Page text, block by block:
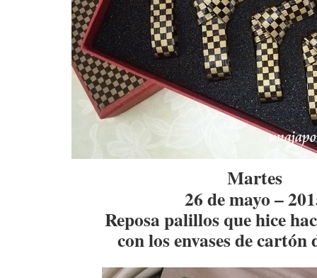
Martes
26 de mayo –
Reposa palillos que hice
con los envases de cartón